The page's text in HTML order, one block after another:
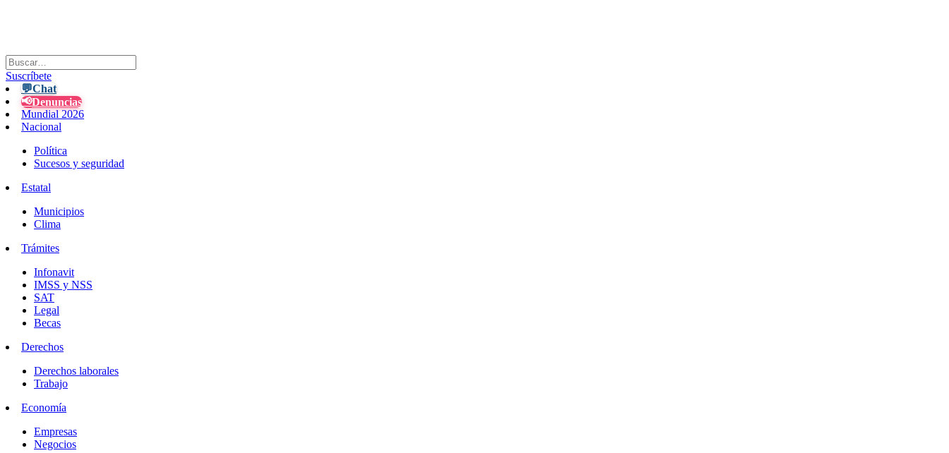
Suscríbete
💬Chat
📢Denuncias
Mundial 2026
Nacional
Política
Sucesos y seguridad
Estatal
Municipios
Clima
Trámites
Infonavit
IMSS y NSS
SAT
Legal
Becas
Derechos
Derechos laborales
Trabajo
Economía
Empresas
Negocios